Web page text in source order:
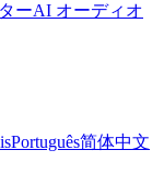
ーAI オーディオ
Português简体中文